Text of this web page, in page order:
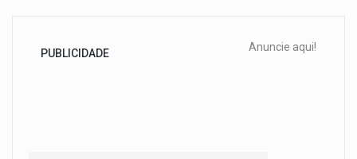
PUBLICIDADE Anuncie aqui!